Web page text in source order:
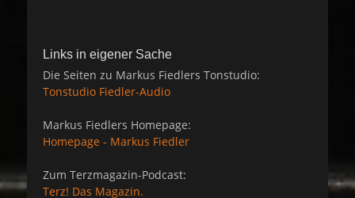
Links in eigener Sache
Die Seiten zu Markus Fiedlers Tonstudio:
Tonstudio Fiedler-Audio
Markus Fiedlers Homepage:
Homepage - Markus Fiedler
Zum Terzmagazin-Podcast:
Terz! Das Magazin.